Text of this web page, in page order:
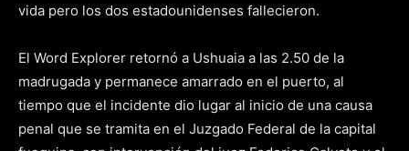
vida pero los dos estadounidenses fallecieron.
El Word Explorer retornó a Ushuaia a las 2.50 de la
madrugada y permanece amarrado en el puerto, al
tiempo que el incidente dio lugar al inicio de una causa
penal que se tramita en el Juzgado Federal de la capital